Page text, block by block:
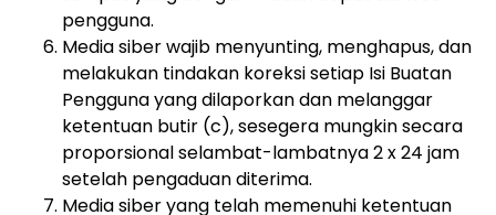
pengguna.
Media siber wajib menyunting, menghapus, dan
melakukan tindakan koreksi setiap Isi Buatan
Pengguna yang dilaporkan dan melanggar
ketentuan butir (c), sesegera mungkin secara
proporsional selambat-lambatnya 2 x 24 jam
setelah pengaduan diterima.
Media siber yang telah memenuhi ketentuan